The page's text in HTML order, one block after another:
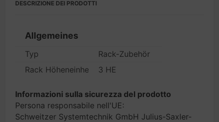
DESCRIZIONE DEI PRODOTTI
Allgemeines
Typ
Rack-Zubehör
Rack Höheneinheiten3 HE
Informazioni sulla sicurezza del prodotto
Persona responsabile nell'UE:
Schweitzer Systemtechnik GmbH Julius-Saxler-